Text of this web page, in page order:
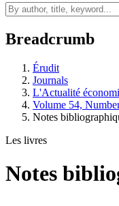
Breadcrumb
Érudit
Journals
L'Actualité
Volume 54,
Notes
Les livres
Notes